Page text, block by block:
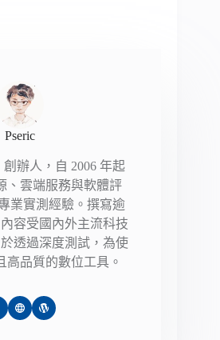
Pseric
創辦人，自 2006 年起
、雲端服務與軟體評
業實測經驗。撰寫逾
容受國內外主流科技
透過深度測試，為使
高品質的數位工具。